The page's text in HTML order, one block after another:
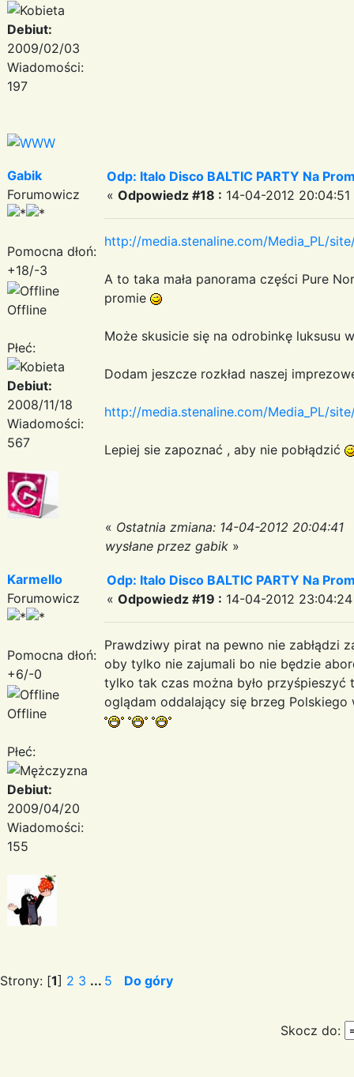
Debiut:
2009/02/03
Wiadomości:
197
Gabik
Forumowicz
Pomocna dłoń:
+18/-3
Offline
Płeć:
Debiut:
2008/11/18
Wiadomości:
567
Odp: Italo Disco BALTIC PARTY Na
« Odpowiedz #18 : 14-04-2012 20:04:51
http://media.stenaline.com/Media_PL/
A to taka mała panorama części Pure
promie
Może skusicie się na odrobinkę luksusu
Dodam jeszcze rozkład naszej
http://media.stenaline.com/Media_PL/
Lepiej sie zapoznać , aby nie pobłądzić
« Ostatnia zmiana: 14-04-2012 20:04:41
wysłane przez gabik »
Karmello
Forumowicz
Pomocna dłoń:
+6/-0
Offline
Płeć:
Debiut:
2009/04/20
Wiadomości:
155
Odp: Italo Disco BALTIC PARTY Na
« Odpowiedz #19 : 14-04-2012
Prawdziwy pirat na pewno nie zabłądzi
oby tylko nie zajumali bo nie będzie
tylko tak czas można było
oglądam oddalający się brzeg
Strony: [1] 2 3 ... 5 Do góry
Skocz do: